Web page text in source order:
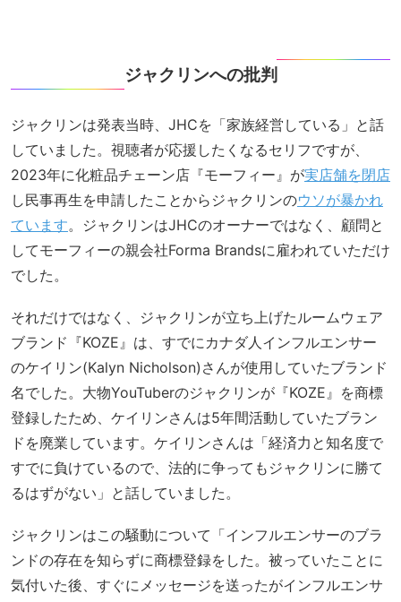
ジャクリンへの批判
ジャクリンは発表当時、JHCを「家族経営している」と話
していました。視聴者が応援したくなるセリフですが、
2023年に化粧品チェーン店『モーフィー』が実店舗を閉店
し民事再生を申請したことからジャクリンのウソが暴かれ
ています。ジャクリンはJHCのオーナーではなく、顧問と
してモーフィーの親会社Forma Brandsに雇われていただけ
でした。
それだけではなく、ジャクリンが立ち上げたルームウェア
ブランド『KOZE』は、すでにカナダ人インフルエンサー
のケイリン(Kalyn Nicholson)さんが使用していたブランド
名でした。大物YouTuberのジャクリンが『KOZE』を商標
登録したため、ケイリンさんは5年間活動していたブラン
ドを廃業しています。ケイリンさんは「経済力と知名度で
すでに負けているので、法的に争ってもジャクリンに勝て
るはずがない」と話していました。
ジャクリンはこの騒動について「インフルエンサーのブラ
ンドの存在を知らずに商標登録をした。被っていたことに
気付いた後、すぐにメッセージを送ったがインフルエンサ